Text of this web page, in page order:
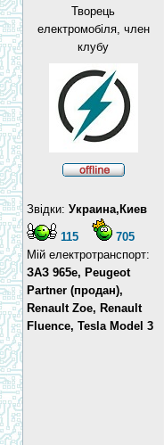
Творець
електромобіля, член
клубу
Звідки: Украина,Киев
115
705
Мій електротранспорт:
ЗАЗ 965e, Peugeot
Partner (продан),
Renault Zoe, Renault
Fluence, Tesla Model 3